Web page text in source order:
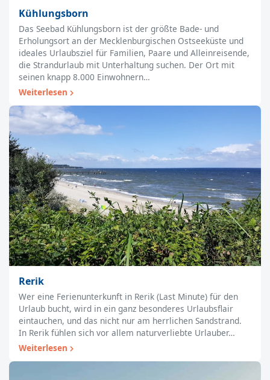
Kühlungsborn
Das Seebad Kühlungsborn ist der größte Bade- und
Erholungsort an der Mecklenburgischen Ostseeküste und
ideales Urlaubsziel für Familien, Paare und Alleinreisende,
die Strandurlaub mit Unterhaltung suchen. Der Ort mit
seinen knapp 8.000 Einwohnern…
Weiterlesen
Rerik
Wer eine Ferienunterkunft in Rerik (Last Minute) für den
Urlaub bucht, wird in ein ganz besonderes Urlaubsflair
eintauchen, und das nicht nur am herrlichen Sandstrand.
In Rerik fühlen sich vor allem naturverliebte Urlauber…
Weiterlesen